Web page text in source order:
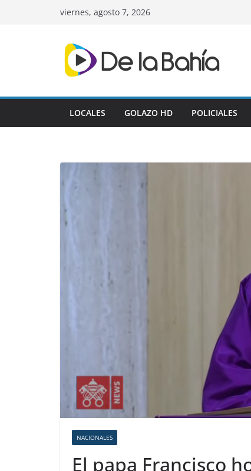
viernes, agosto 7, 2026
LOCALES GOLAZO HD POLICIALES
NACIONALES
El papa Francisco